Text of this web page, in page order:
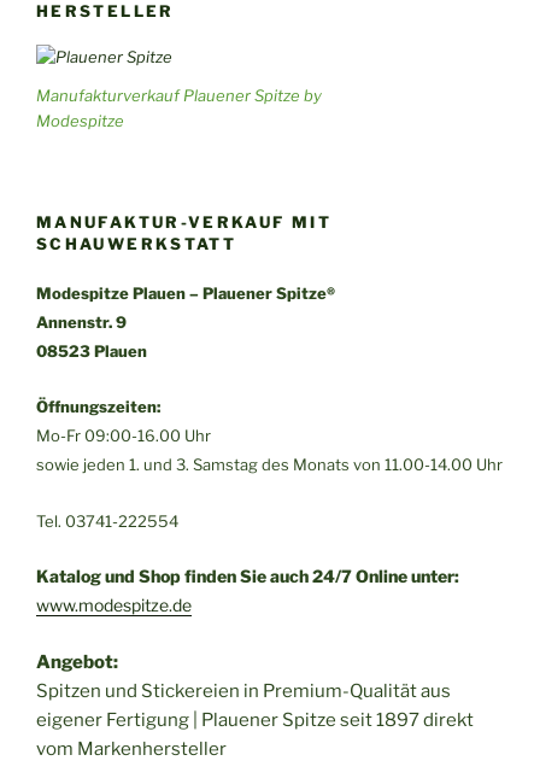
HERSTELLER
Manufakturverkauf Plauener Spitze by
Modespitze
MANUFAKTUR-VERKAUF MIT
SCHAUWERKSTATT
Modespitze Plauen – Plauener Spitze®
Annenstr. 9
08523 Plauen
Öffnungszeiten:
Mo-Fr 09:00-16.00 Uhr
sowie jeden 1. und 3. Samstag des Monats von 11.00-14.00 Uhr
Tel. 03741-222554
Katalog und Shop finden Sie auch 24/7 Online unter:
www.modespitze.de
Angebot:
Spitzen und Stickereien in Premium-Qualität aus
eigener Fertigung | Plauener Spitze seit 1897 direkt
vom Markenhersteller